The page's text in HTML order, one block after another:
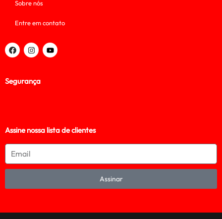
Sobre nós
Entre em contato
Segurança
Assine nossa lista de clientes
Assinar